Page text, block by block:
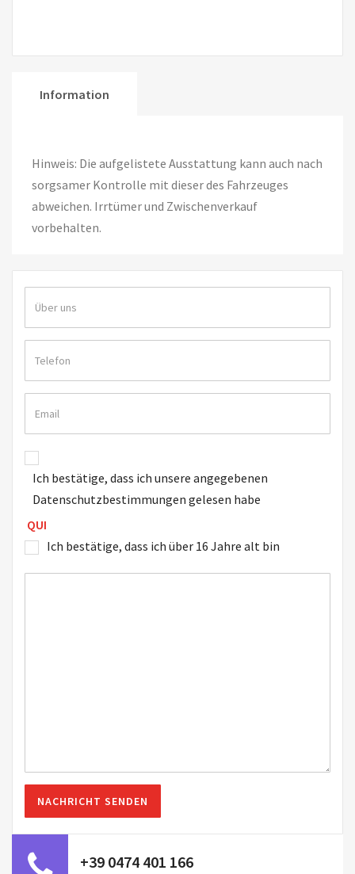
Information
Hinweis: Die aufgelistete Ausstattung kann auch nach
sorgsamer Kontrolle mit dieser des Fahrzeuges
abweichen. Irrtümer und Zwischenverkauf
vorbehalten.
Ich bestätige, dass ich unsere angegebenen
Datenschutzbestimmungen gelesen habe
QUI
Ich bestätige, dass ich über 16 Jahre alt bin
+39 0474 401 166